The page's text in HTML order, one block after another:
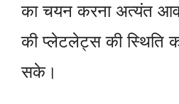
का चयन करना अत्यंत
की प्लेटलेट्स की स्थिति
सके।